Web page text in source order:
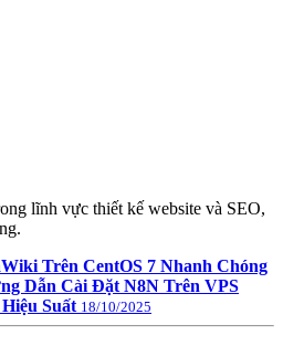
lĩnh vực thiết kế website và SEO,
Trên CentOS 7 Nhanh Chóng
Dẫn Cài Đặt N8N Trên VPS
Suất 18/10/2025